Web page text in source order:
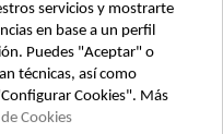
(CBK) Ambiente |
- ...
servicios y mostrarte
en base a un perfil
Puedes "Aceptar" o
técnicas, así como
Cookies". Más
Cookies